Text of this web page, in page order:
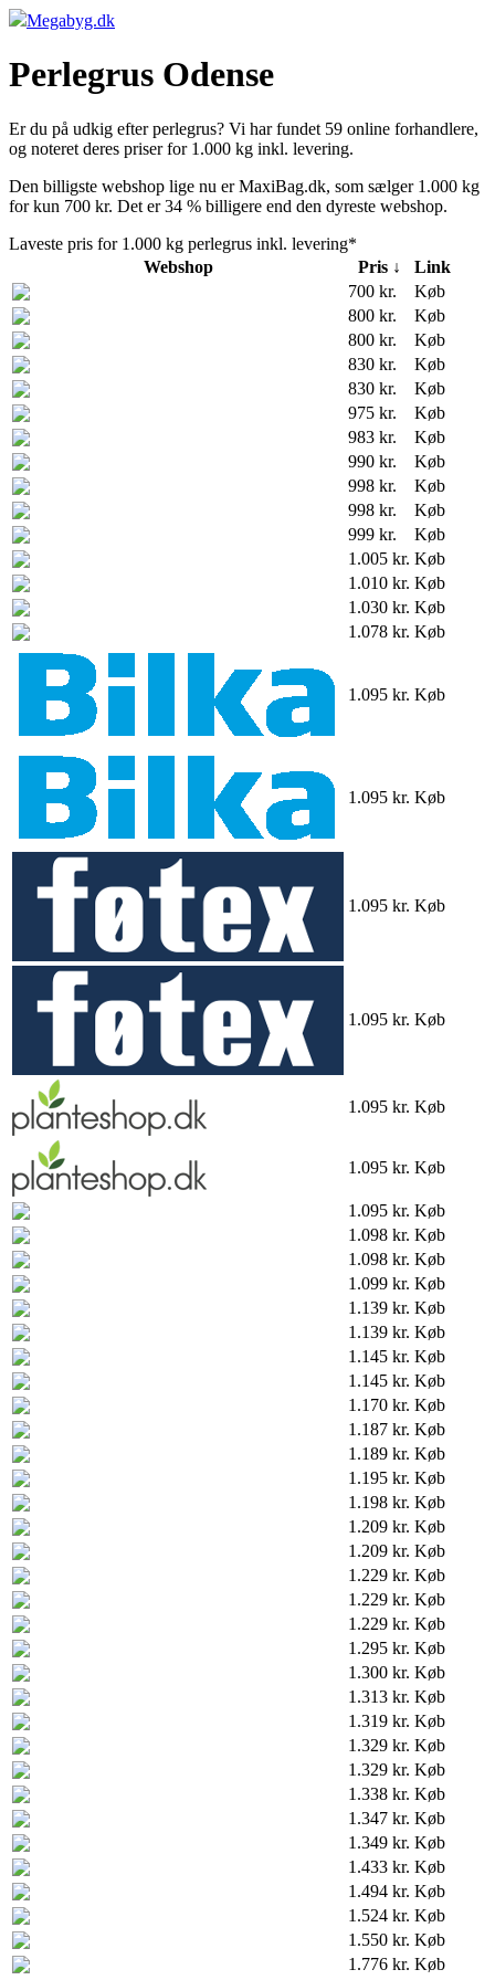
Megabyg.dk
Perlegrus Odense
Er du på udkig efter perlegrus? Vi har fundet 59 online forhandlere,
og noteret deres priser for 1.000 kg inkl. levering.
Den billigste webshop lige nu er MaxiBag.dk, som sælger 1.000 kg
for kun 700 kr. Det er 34 % billigere end den dyreste webshop.
Laveste pris for 1.000 kg perlegrus inkl. levering*
Webshop
Pris ↓
Link
700 kr.
Køb
800 kr.
Køb
800 kr.
Køb
830 kr.
Køb
830 kr.
Køb
975 kr.
Køb
983 kr.
Køb
990 kr.
Køb
998 kr.
Køb
998 kr.
Køb
999 kr.
Køb
1.005 kr. Køb
1.010 kr. Køb
1.030 kr. Køb
1.078 kr. Køb
1.095 kr. Køb
1.095 kr. Køb
1.095 kr. Køb
1.095 kr. Køb
1.095 kr. Køb
1.095 kr. Køb
1.095 kr. Køb
1.098 kr. Køb
1.098 kr. Køb
1.099 kr. Køb
1.139 kr. Køb
1.139 kr. Køb
1.145 kr. Køb
1.145 kr. Køb
1.170 kr. Køb
1.187 kr. Køb
1.189 kr. Køb
1.195 kr. Køb
1.198 kr. Køb
1.209 kr. Køb
1.209 kr. Køb
1.229 kr. Køb
1.229 kr. Køb
1.229 kr. Køb
1.295 kr. Køb
1.300 kr. Køb
1.313 kr. Køb
1.319 kr. Køb
1.329 kr. Køb
1.329 kr. Køb
1.338 kr. Køb
1.347 kr. Køb
1.349 kr. Køb
1.433 kr. Køb
1.494 kr. Køb
1.524 kr. Køb
1.550 kr. Køb
1.776 kr. Køb